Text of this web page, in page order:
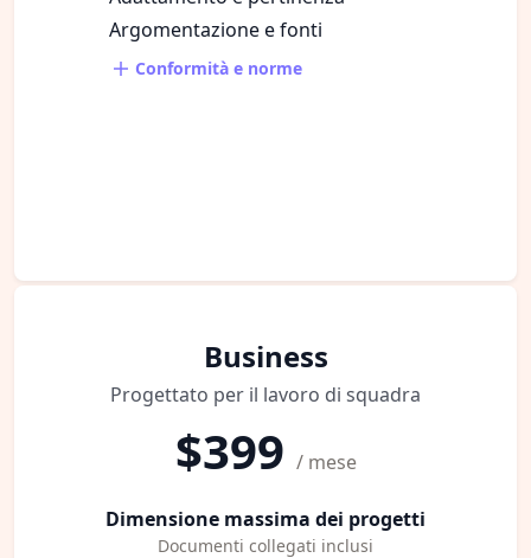
Argomentazione e fonti
Conformità e norme
Business
Progettato per il lavoro di squadra
$399 / mese
Dimensione massima dei progetti
Documenti collegati inclusi